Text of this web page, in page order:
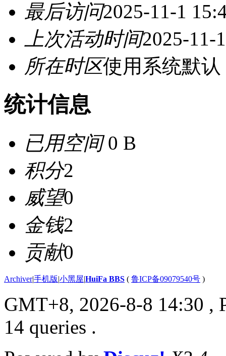
最后访问2025-11-1
上次活动时间2025-11-
所在时区使用系统默认
统计信息
已用空间0 B
积分2
威望0
金钱2
贡献0
Archiver|手机版|小黑屋|HuiFa BBS ( 鲁ICP备09079540号 )
GMT+8, 2026-8-8 14:30 ,
14 queries .